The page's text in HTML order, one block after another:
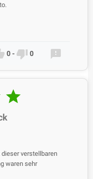
0-  0 

verstellbaren
waren sehr